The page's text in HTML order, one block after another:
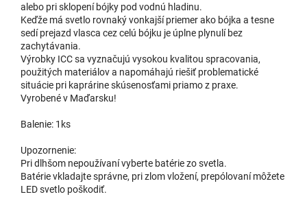
alebo pri sklopení bójky pod vodnú hladinu.
Keďže má svetlo rovnaký vonkajší priemer ako bójka a tesne
sedí prejazd vlasca cez celú bójku je úplne plynulí bez
zachytávania.
Výrobky ICC sa vyznačujú vysokou kvalitou spracovania,
použitých materiálov a napomáhajú riešiť problematické
situácie pri kaprárine skúsenosťami priamo z praxe.
Vyrobené v Maďarsku!
Balenie: 1ks
Upozornenie:
Pri dlhšom nepoužívaní vyberte batérie zo svetla.
Batérie vkladajte správne, pri zlom vložení, prepólovaní môžete
LED svetlo poškodiť.